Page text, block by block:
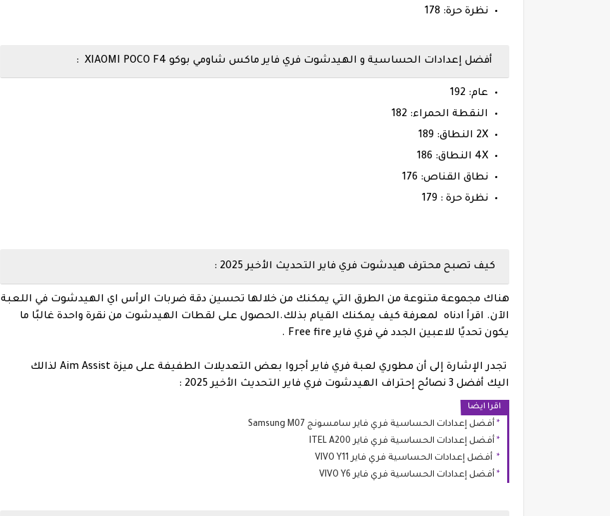
نظرة حرة: 178
أفضل إعدادات الحساسية و الهيدشوت فري فاير ماكس شاومي بوكو XIAOMI POCO F4 :
عام: 192
النقطة الحمراء: 182
2X النطاق: 189
4X النطاق: 186
نطاق القناص: 176
نظرة حرة : 179
كيف تصبح محترف هيدشوت فري فاير التحديث الأخير 2025 :
هناك مجموعة متنوعة من الطرق التي يمكنك من خلالها تحسين دقة ضربات الرأس اي الهيدشوت في اللعبة
الآن. اقرأ ادناه لمعرفة كيف يمكنك القيام بذلك.الحصول على لقطات الهيدشوت من نقرة واحدة غالبًا ما
يكون تحديًا للاعبين الجدد في فري فاير Free fire .
تجدر الإشارة إلى أن مطوري لعبة فري فاير أجروا بعض التعديلات الطفيفة على ميزة Aim Assist لذالك
اليك أفضل 3 نصائح إحتراف الهيدشوت فري فاير التحديث الأخير 2025 :
اقرا ايضا
أفضل إعدادات الحساسية فري فاير سامسونج Samsung M07
أفضل إعدادات الحساسية فري فاير ITEL A200
أفضل إعدادات الحساسية فري فاير VIVO Y11
أفضل إعدادات الحساسية فري فاير VIVO Y6